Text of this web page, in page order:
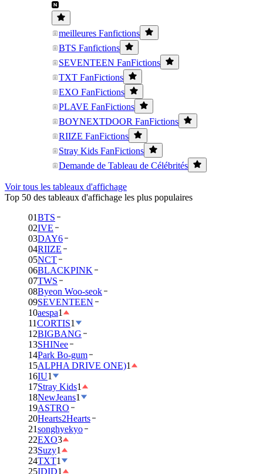
meilleures Fanfictions
BTS Fanfictions
SEVENTEEN FanFictions
TXT FanFictions
EXO FanFictions
PLAVE FanFictions
BOYNEXTDOOR FanFictions
RIIZE FanFictions
Stray Kids FanFictions
Demande de Tableau de Célébrités
Voir tous les tableaux d'affichage
Top 50 des tableaux d'affichage les plus populaires
01BTS
02IVE
03DAY6
04RIIZE
05NCT
06BLACKPINK
07TWS
08Byeon Woo-seok
09SEVENTEEN
10aespa1
11CORTIS1
12BIGBANG
13SHINee
14Park Bo-gum
15ALPHA DRIVE ONE)1
16IU1
17Stray Kids1
18NewJeans1
19ASTRO
20Hearts2Hearts
21songhyekyo
22EXO3
23Suzy1
24TXT1
25IDID1